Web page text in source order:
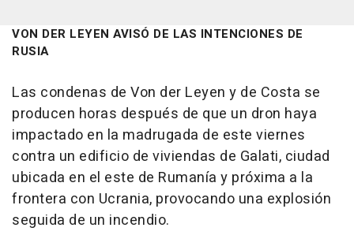
VON DER LEYEN AVISÓ DE LAS INTENCIONES DE
RUSIA
Las condenas de Von der Leyen y de Costa se
producen horas después de que un dron haya
impactado en la madrugada de este viernes
contra un edificio de viviendas de Galati, ciudad
ubicada en el este de Rumanía y próxima a la
frontera con Ucrania, provocando una explosión
seguida de un incendio.